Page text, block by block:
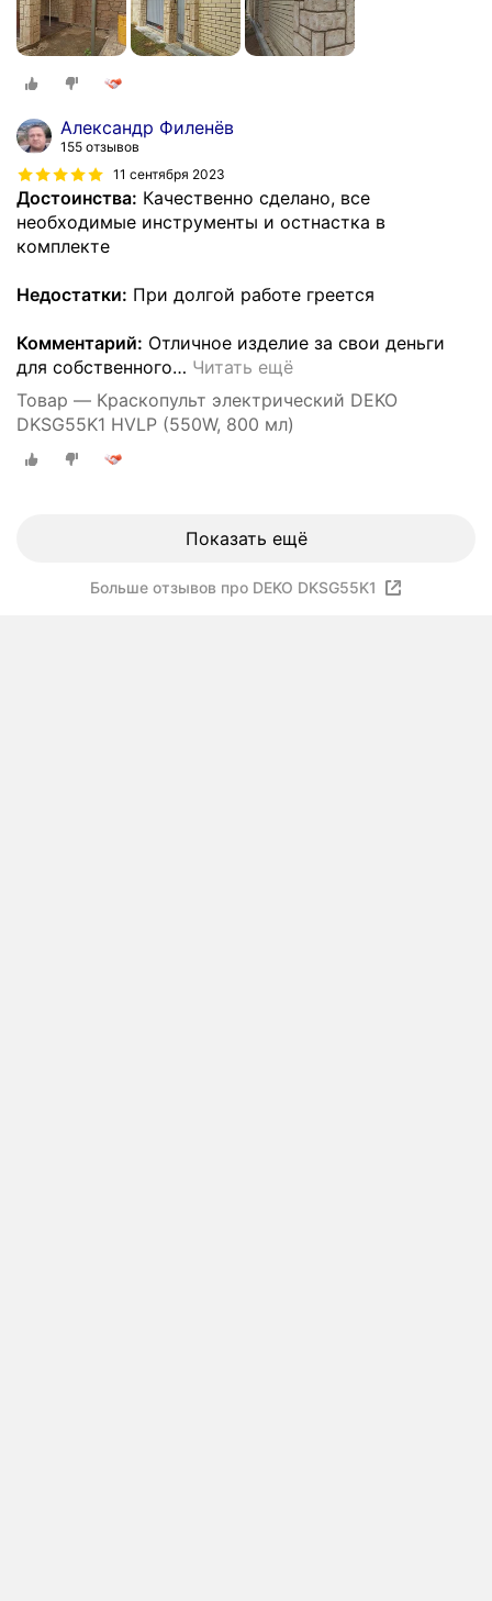
Александр Филенёв
155 отзывов
11 сентября 2023
Достоинства: Качественно сделано, все
необходимые инструменты и остнастка в
комплекте
Недостатки: При долгой работе греется
Комментарий: Отличное изделие за свои деньги
для собственного… Читать ещё
Товар — Краскопульт электрический DEKO
DKSG55K1 HVLP (550W, 800 мл)
Показать ещё
Больше отзывов про DEKO DKSG55K1